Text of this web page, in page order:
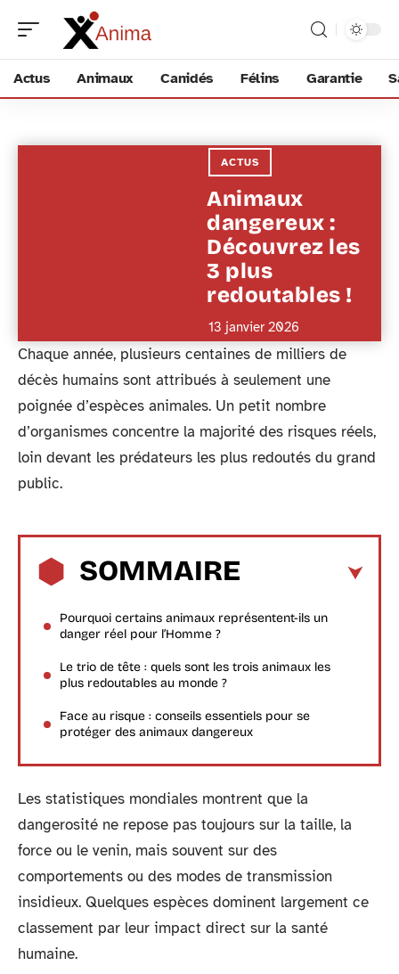
Actus Animaux Canidés Félins Garantie
ACTUS
Animaux
dangereux :
Découvrez les
3 plus
redoutables !
13 janvier 2026
Chaque année, plusieurs centaines de milliers de
décès humains sont attribués à seulement une
poignée d’espèces animales. Un petit nombre
d’organismes concentre la majorité des risques réels,
loin devant les prédateurs les plus redoutés du grand
public.
SOMMAIRE
Pourquoi certains animaux représentent-ils un
danger réel pour l’Homme ?
Le trio de tête : quels sont les trois animaux les
plus redoutables au monde ?
Face au risque : conseils essentiels pour se
protéger des animaux dangereux
Les statistiques mondiales montrent que la
dangerosité ne repose pas toujours sur la taille, la
force ou le venin, mais souvent sur des
comportements ou des modes de transmission
insidieux. Quelques espèces dominent largement ce
classement par leur impact direct sur la santé
humaine.